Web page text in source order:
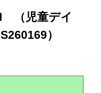
（児童デイ
）